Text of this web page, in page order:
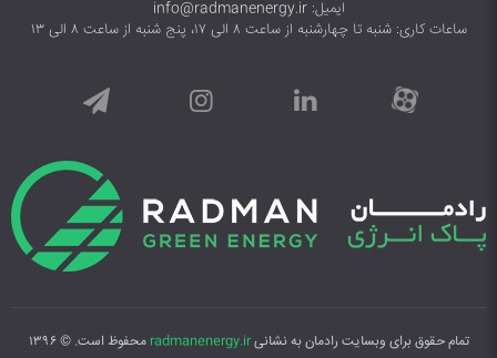
ایمیل: info@radmanenergy.ir
ساعات کاری: شنبه تا چهارشنبه از ساعت ۸ الی ۱۷، پنج شنبه از ساعت ۸ الی ۱۳
تمام حقوق برای وبسایت رادمان به نشانیradmanenergy.ir محفوظ است. © ۱۳۹۶